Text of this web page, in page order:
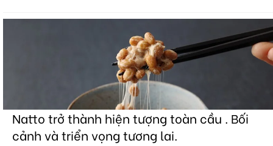
Natto trở thành hiện tượng toàn cầu . Bối
cảnh và triển vọng tương lai.